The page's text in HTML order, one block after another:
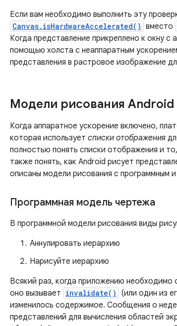
Если вам необходимо выполнить эту
Canvas.isHardwareAccelerated() вместо
Когда представление прикреплено к окну
помощью холста с неаппаратным
представления в растровое изображение
Модели рисования Android
Когда аппаратное ускорение включено,
которая использует списки отображения
полностью понять списки отображения и
также понять, как Android рисует
описаны модели рисования с программным
Программная модель чертежа
В программной модели рисования виды
Аннулировать иерархию
Нарисуйте иерархию
Всякий раз, когда приложению необходимо
оно вызывает invalidate()
(или один из
изменилось содержимое. Сообщения о
представлений для вычисления областей